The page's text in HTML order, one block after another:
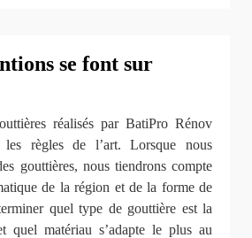
se font sur
réalisés par BatiPro Rénov
les règles de l’art. Lorsque nous
gouttières, nous tiendrons compte
de la région et de la forme de
quel type de gouttière est la
quel matériau s’adapte le plus au